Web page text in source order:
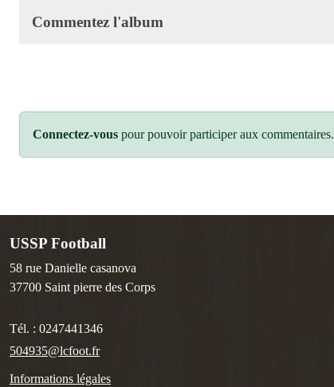
Commentez l'album
Connectez-vous pour pouvoir participer aux commentaires.
USSP Football
58 rue Danielle casanova
37700 Saint pierre des Corps
Tél. : 0247441346
504935@lcfoot.fr
Informations légales